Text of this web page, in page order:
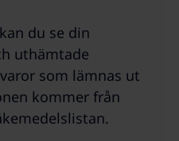
du se din
uthämtade
som lämnas ut
kommer från